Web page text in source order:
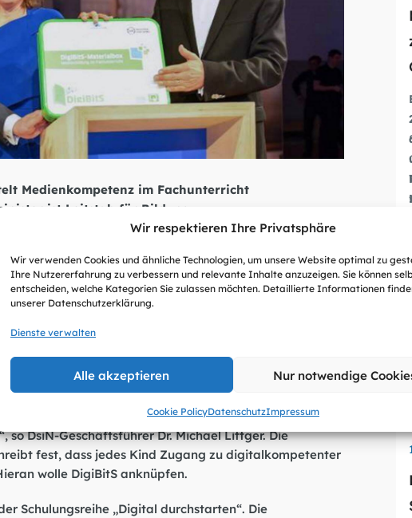
Wir respektieren Ihre Privatsphäre
Wir verwenden Cookies und ähnliche Technologien, um unsere Website optimal zu
Ihre Nutzererfahrung zu verbessern und relevante Inhalte anzuzeigen. Sie können
entscheiden, welche Kategorien Sie zulassen möchten. Detaillierte Informationen
unserer Datenschutzerklärung.
Dienste verwalten
Alle akzeptieren Nur notwendige
Cookie PolicyDatenschutzImpressum
Medienkompetenz im Fachunterricht
ist Leitstab für Bildung
teilnehmen
und um Essen können sich ab heute für eine Teilnahme
Bildung trifft Schule bewerben. Damit wird das
(DsiN) künftig auch in Nordrhein-Westfalen
Sachsen und Sachsen-Anhalt können bereits seit
Partnerschulen erhalten vielfältige Materialien
Online-Portal bündelt 250 geprüfte
Thomas Kufen präsentierte DsiN nun am
„Medienkompetenz ist die Schlüsselqualifikation des
so DsiN-Geschäftsführer Dr. Michael Littger. Die
fest, dass jedes Kind Zugang zu digitalkompetenter
wolle DigiBitS anknüpfen.
Schulungsreihe „Digital durchstarten“. Die